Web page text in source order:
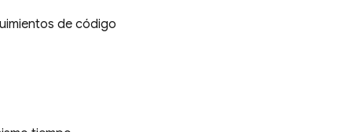
de código